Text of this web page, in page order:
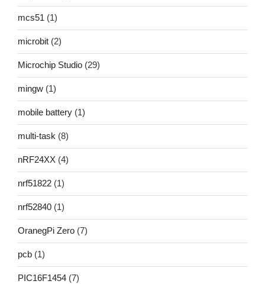
mcs51 (1)
microbit (2)
Microchip Studio (29)
mingw (1)
mobile battery (1)
multi-task (8)
nRF24XX (4)
nrf51822 (1)
nrf52840 (1)
OranegPi Zero (7)
pcb (1)
PIC16F1454 (7)